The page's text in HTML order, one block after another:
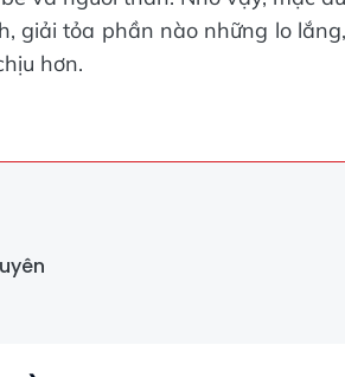
giải tỏa phần nào những lo lắng,
hơn.